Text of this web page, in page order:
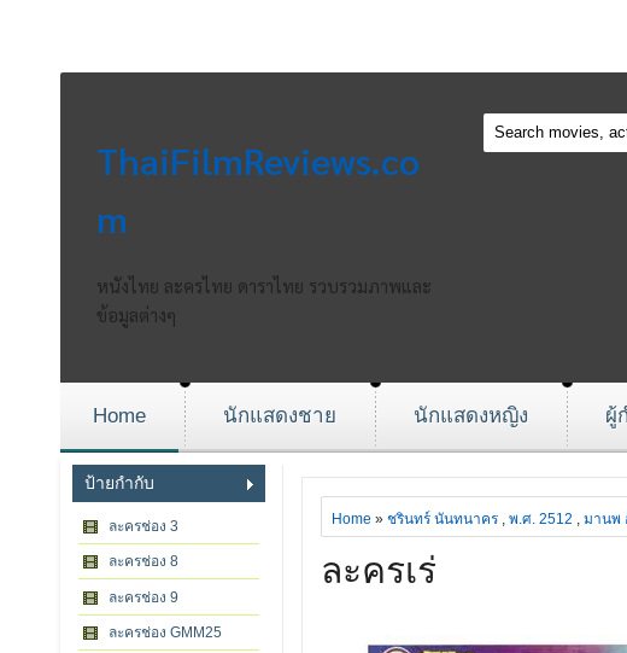
ThaiFilmReviews.co
m
หนังไทย ละครไทย ดาราไทย รวบรวมภาพและ
ข้อมูลต่างๆ
Home นักแสดงชาย นักแสดงหญิง ผู้
ป้ายกำกับ
ละครช่อง 3
ละครช่อง 8
ละครช่อง 9
ละครช่อง GMM25
Home » ชรินทร์ นันทนาคร, พ.ศ. 2512 , มานพ
ละครเร่